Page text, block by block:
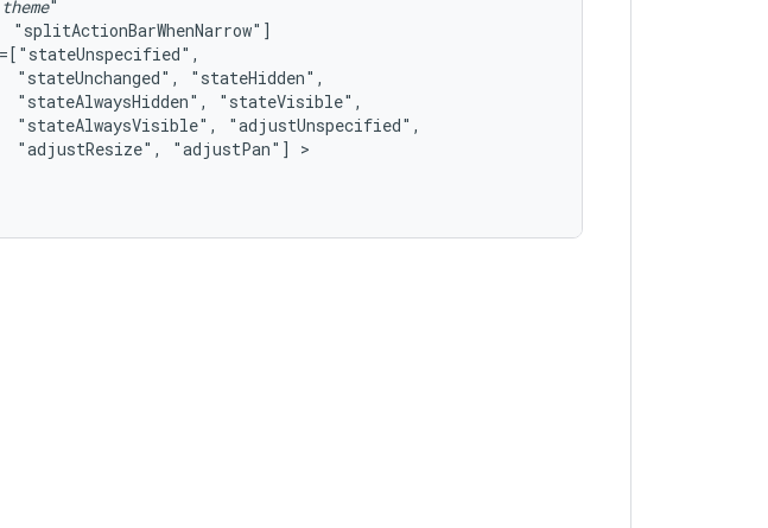
theme
"stateUnchanged",
"stateAlwaysHidden",
"stateAlwaysVisible",
"adjustResize",
"adjustPan"]
>